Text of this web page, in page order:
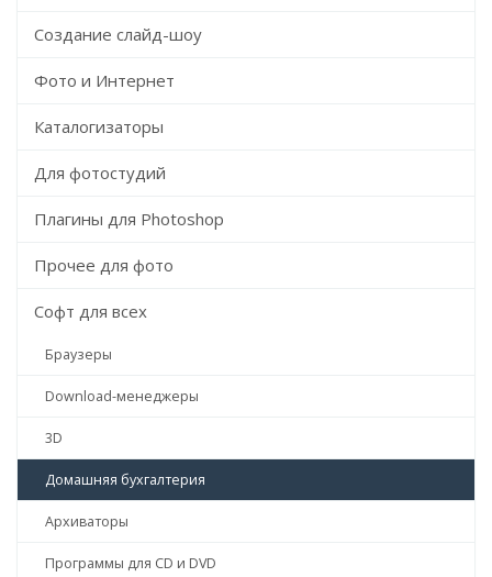
Создание слайд-шоу
Фото и Интернет
Каталогизаторы
Для фотостудий
Плагины для Photoshop
Прочее для фото
Софт для всех
Браузеры
Download-менеджеры
3D
Домашняя бухгалтерия
Архиваторы
Программы для CD и DVD